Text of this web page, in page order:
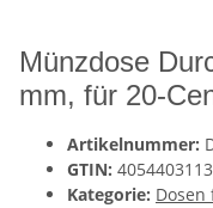
Münzdose
mm, für 20-
Artikelnummer:
GTIN:
Kategorie: